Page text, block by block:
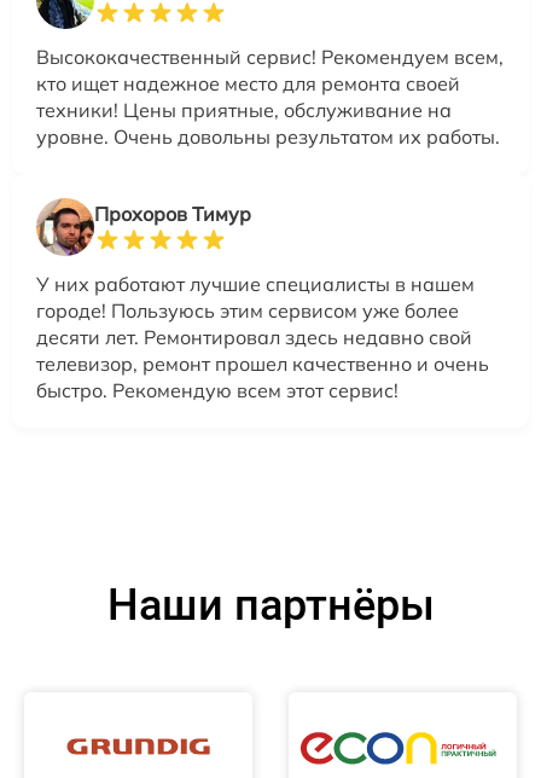
Высококачественный сервис! Рекомендуем всем,
кто ищет надежное место для ремонта своей
техники! Цены приятные, обслуживание на
уровне. Очень довольны результатом их работы.
Прохоров Тимур
У них работают лучшие специалисты в нашем
городе! Пользуюсь этим сервисом уже более
десяти лет. Ремонтировал здесь недавно свой
телевизор, ремонт прошел качественно и очень
быстро. Рекомендую всем этот сервис!
Наши партнёры